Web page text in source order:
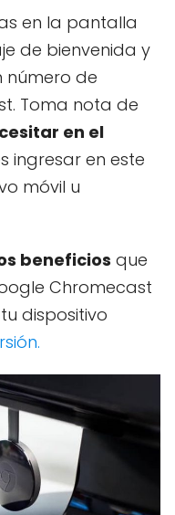
en la pantalla
de bienvenida y
número de
Toma nota de
en el
ingresar en este
móvil u
beneficios que
Chromecast
dispositivo